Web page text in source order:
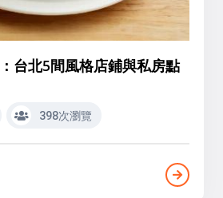
台北5間風格店鋪與私房點
398次瀏覽